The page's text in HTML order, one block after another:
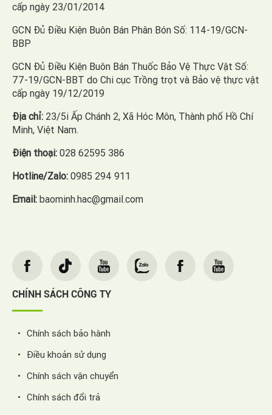
cấp ngày 23/01/2014
GCN Đủ Điều Kiện Buôn Bán Phân Bón Số: 114-19/GCN-
BBP
GCN Đủ Điều Kiện Buôn Bán Thuốc Bảo Vệ Thực Vật Số:
77-19/GCN-BBT do Chi cục Trồng trọt và Bảo vệ thực vật
cấp ngày 19/12/2019
Địa chỉ: 23/5i Ấp Chánh 2, Xã Hóc Môn, Thành phố Hồ Chí
Minh, Việt Nam.
Điện thoại: 028 62595 386
Hotline/Zalo: 0985 294 911
Email: baominh.hac@gmail.com
CHÍNH SÁCH CÔNG TY
Chính sách bảo hành
Điều khoản sử dụng
Chính sách vận chuyển
Chính sách đổi trả